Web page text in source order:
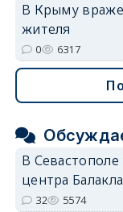
В Крыму
жителя
0 6317
В
центра
32 5574